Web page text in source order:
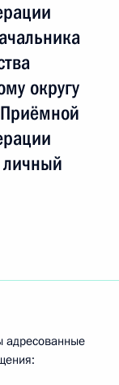
округу
адресованные